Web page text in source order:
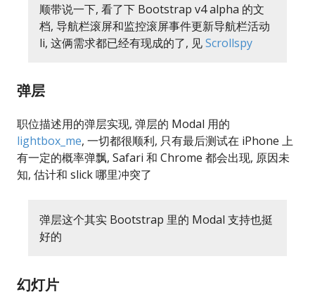
顺带说一下, 看了下 Bootstrap v4 alpha 的文
档, 导航栏滚屏和监控滚屏事件更新导航栏活动
li, 这俩需求都已经有现成的了, 见Scrollspy
弹层
职位描述用的弹层实现, 弹层的 Modal 用的
lightbox_me, 一切都很顺利, 只有最后测试在 iPhone 上
有一定的概率弹飘, Safari 和 Chrome 都会出现, 原因未
知, 估计和 slick 哪里冲突了
弹层这个其实 Bootstrap 里的 Modal 支持也挺
好的
幻灯片